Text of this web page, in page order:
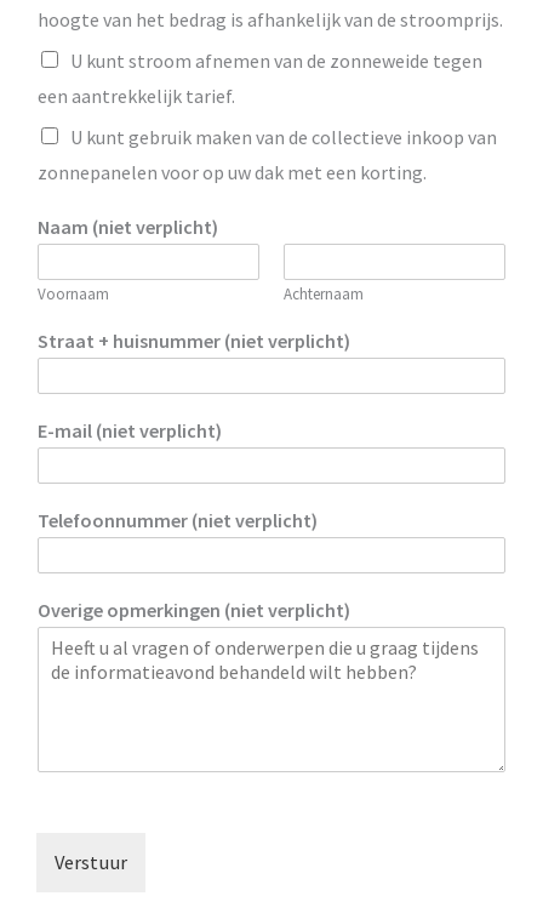
hoogte van het bedrag is afhankelijk van de stroomprijs.
U kunt stroom afnemen van de zonneweide tegen
een aantrekkelijk tarief.
U kunt gebruik maken van de collectieve inkoop van
zonnepanelen voor op uw dak met een korting.
Naam (niet verplicht)
Voornaam Achternaam
Straat + huisnummer (niet verplicht)
E-mail (niet verplicht)
Telefoonnummer (niet verplicht)
Overige opmerkingen (niet verplicht)
Verstuur